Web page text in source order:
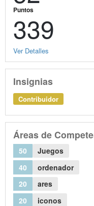
Puntos
339
Ver Detalles
Insignias
Contribuidor
Áreas de
50
Juegos
40
ordenador
20
ares
20
iconos